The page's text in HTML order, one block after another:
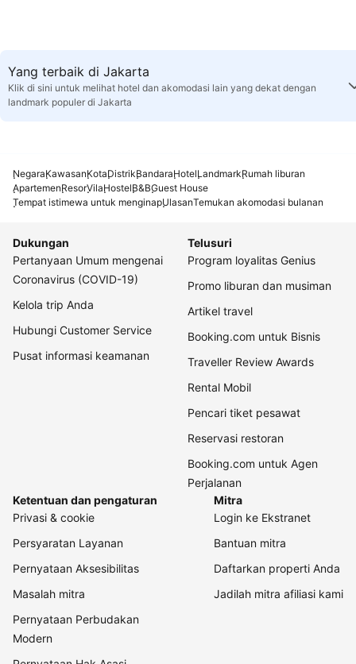
Yang terbaik di Jakarta
Klik di sini untuk melihat hotel dan akomodasi lain yang dekat dengan
landmark populer di Jakarta
NegaraKawasanKotaDistrikBandaraHotelLandmarkRumah liburan
ApartemenResorVilaHostelB&BGuest House
Tempat istimewa untuk menginapUlasanTemukan akomodasi bulanan
Dukungan
Pertanyaan Umum mengenai
Coronavirus (COVID-19)
Kelola trip Anda
Hubungi Customer Service
Pusat informasi keamanan
Telusuri
Program loyalitas Genius
Promo liburan dan musiman
Artikel travel
Booking.com untuk Bisnis
Traveller Review Awards
Rental Mobil
Pencari tiket pesawat
Reservasi restoran
Booking.com untuk Agen
Perjalanan
Ketentuan dan pengaturan
Privasi & cookie
Persyaratan Layanan
Pernyataan Aksesibilitas
Masalah mitra
Pernyataan Perbudakan
Modern
Mitra
Login ke Ekstranet
Bantuan mitra
Daftarkan properti Anda
Jadilah mitra afiliasi kami